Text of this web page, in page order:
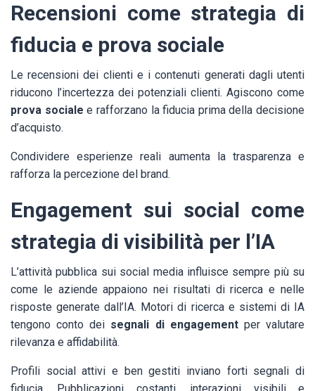
Recensioni come strategia di
fiducia e prova sociale
Le recensioni dei clienti e i contenuti generati dagli utenti
riducono l’incertezza dei potenziali clienti. Agiscono come
prova sociale e rafforzano la fiducia prima della decisione
d’acquisto.
Condividere esperienze reali aumenta la trasparenza e
rafforza la percezione del brand.
Engagement sui social come
strategia di visibilità per l’IA
L’attività pubblica sui social media influisce sempre più su
come le aziende appaiono nei risultati di ricerca e nelle
risposte generate dall’IA. Motori di ricerca e sistemi di IA
tengono conto dei segnali di engagementper valutare
rilevanza e affidabilità.
Profili social attivi e ben gestiti inviano forti segnali di